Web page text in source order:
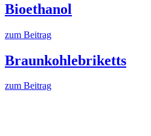
Bioethanol
zum Beitrag
Braunkohlebriketts
zum Beitrag